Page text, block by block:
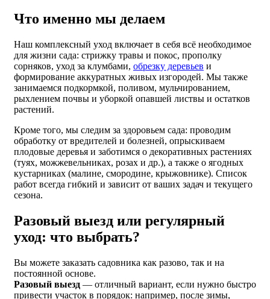
Что именно мы делаем
Наш комплексный уход включает в себя всё необходимое
для жизни сада: стрижку травы и покос, прополку
сорняков, уход за клумбами, обрезку деревьев и
формирование аккуратных живых изгородей. Мы также
занимаемся подкормкой, поливом, мульчированием,
рыхлением почвы и уборкой опавшей листвы и остатков
растений.
Кроме того, мы следим за здоровьем сада: проводим
обработку от вредителей и болезней, опрыскиваем
плодовые деревья и заботимся о декоративных растениях
(туях, можжевельниках, розах и др.), а также о ягодных
кустарниках (малине, смородине, крыжовнике). Список
работ всегда гибкий и зависит от ваших задач и текущего
сезона.
Разовый выезд или регулярный
уход: что выбрать?
Вы можете заказать садовника как разово, так и на
постоянной основе.
Разовый выезд — отличный вариант, если нужно быстро
привести участок в порядок: например, после зимы,